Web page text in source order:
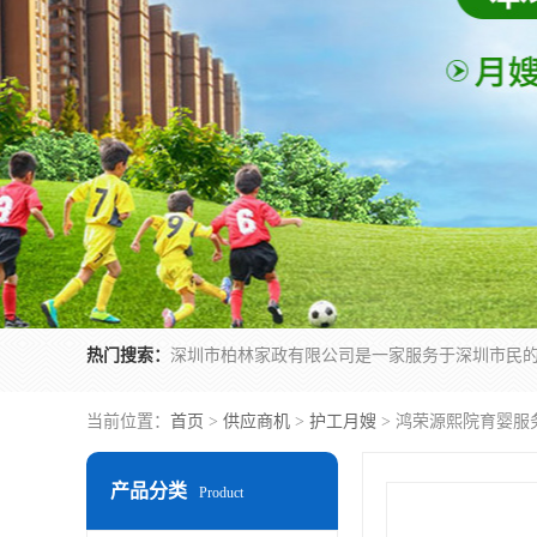
热门搜索：
当前位置： 首页 > 供应商机 > 护工月嫂 > 鸿荣源熙院育婴服
产品分类 Product